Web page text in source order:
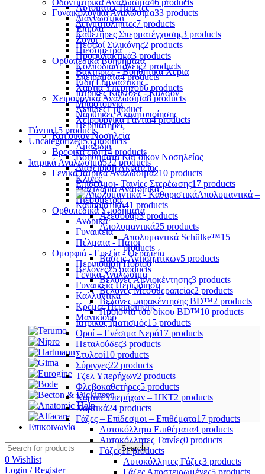
Αυτόματες Πιπέτες
Διαγνωστικά
Έπιπλα
Ζυγοί
Πιεσόμετρα
Ορθοπεδικά Βοηθήματα
Βακτηρίες - Βοηθητικά Χέρια
Είδη Γυμναστικής
Ιατρικές Κάλτσες - Καλσόν
Μπαστούνια
Νάρθηκες Ακινητοποίησης
Περιπατήρες
Κατ'οίκον Νοσηλεία
Αμαξίδια
Βοηθήματα Κατ'οίκον Νοσηλείας
Διαχείριση Ακράτειας
Κλίνες
Μαξιλάρια Ανατομικά
Πιεσόμετρα
Ορθοπεδικά Υποδήματα
Ανδρικά
Γυναικεία
Πέλματα - Πάτοι
Ομορφιά - Ευεξία - Θεραπεία
Περιποίηση Ποδιού
Γενικά Αναλώσιμα
Γυναικεία Περιποίηση
Καλλυντικά
Κρέμες Περιποίησης
Μανικιούρ
Επικοινωνία
Search
0 Wishlist
Login / Register
Γυναικολογικά Αναλώσιμα33 products
Δειγματολήπτες7 products
Καθετήρες Σπερματέγχυσης3 products
Πεσσοί Σιλικόνης2 products
Προφυλακτικά3 products
Κολποδιαστολείς2 products
Σπειράματα4 products
Χαρτιά Υπερήχου6 products
Χειρουργικά Αναλώσιμα8 products
Λεπίδες1 product
Χειρουργικά Γάντια4 products
Γάντια15 products
Uncategorized53 products
Βρεφικά είδη14 products
Ιατρικά Αναλώσιμα522 products
Γενικά Ιατρικά Αναλώσιμα210 products
Επίδεσμοι- Ταινίες Στερέωσης17 products
Απολυμαντικά –
Καθαριστικά41 products
Αξεσουάρ3 products
Απολυμαντικά25 products
Απολυμαντικά Schülke™15
products
Βάσεις Αντισηπτικών5 products
Βελόνες25 products
Βελόνες Αμνιοκέντησης3 products
Βελόνες Μεσοθεραπείας2 products
Βελόνες παρακέντησης BD™2 products
Προϊόντα του οίκου BD™10 products
Ιατρικός Ιματισμός15 products
Οροί – Ενέσιμα Νερά17 products
Πεταλούδες3 products
Στυλεοί10 products
Σύριγγες22 products
Τζελ Υπερήχων2 products
Φλεβοκαθετήρες5 products
Χαρτιά Υπερήχων – ΗΚΤ2 products
Χαρτικά24 products
Γάζες – Επίδεσμοι – Επιθέματα17 products
Αυτοκόλλητα Επιθέματα4 products
Αυτοκόλλητες Ταινίες0 products
Γάζες11 products
Αυτοκόλλητες Γάζες3 products
Γάζες Αποστειρωμένες5 products